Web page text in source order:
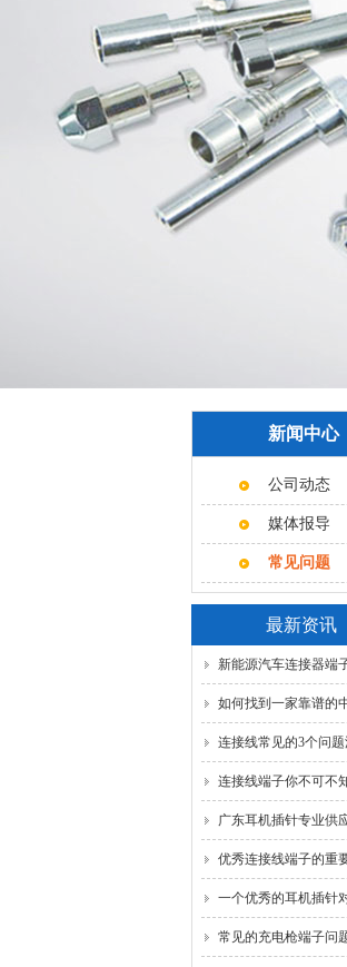
新闻中心
公司动态
媒体报导
常见问题
最新资讯
新能源汽车连接器端
点，磷铜与黄铜怎么
如何找到一家靠谱的
密五金定制源头工厂
连接线常见的3个问题
连接线端子你不可不
识！
广东耳机插针专业供
优秀连接线端子的重
一个优秀的耳机插针
的影响
常见的充电枪端子问